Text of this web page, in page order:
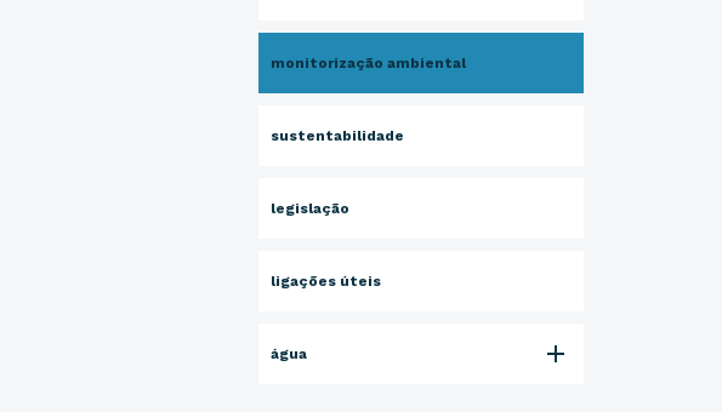
monitorização ambiental
sustentabilidade
legislação
ligações úteis
água